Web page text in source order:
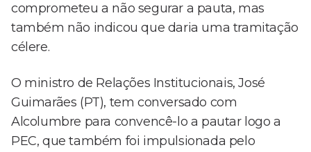
comprometeu a não segurar a pauta, mas
também não indicou que daria uma tramitação
célere.
O ministro de Relações Institucionais, José
Guimarães (PT), tem conversado com
Alcolumbre para convencê-lo a pautar logo a
PEC, que também foi impulsionada pelo